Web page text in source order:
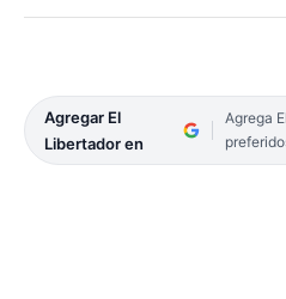
Agregar El
Libertador en
Agrega